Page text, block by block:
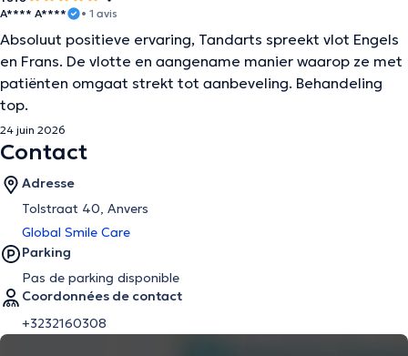
A**** A**** • 1 avis
Absoluut positieve ervaring, Tandarts spreekt vlot Engels
en Frans. De vlotte en aangename manier waarop ze met
patiënten omgaat strekt tot aanbeveling. Behandeling
top.
24 juin 2026
Contact
Adresse
Tolstraat 40, Anvers
Global Smile Care
Parking
Pas de parking disponible
Coordonnées de contact
+3232160308